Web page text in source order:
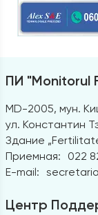
ПИ "Monitorul
MD-2005, мун.
ул. Константин
Здание
Приемная:
022
E-mail:
Центр